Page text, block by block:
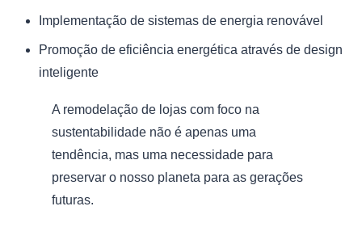
Implementação de sistemas de energia renovável
Promoção de eficiência energética através de design
inteligente
A remodelação de lojas com foco na
sustentabilidade não é apenas uma
tendência, mas uma necessidade para
preservar o nosso planeta para as gerações
futuras.